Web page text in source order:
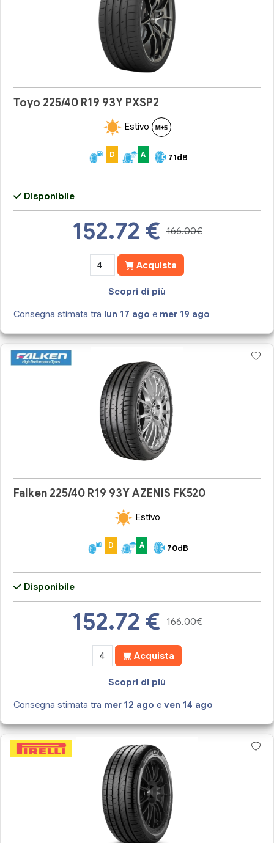
Toyo 225/40 R19 93Y PXSP2
Estivo
D A 71dB
Disponibile
152.72 € 166.00€
Acquista
Scopri di più
Consegna stimata tra lun 17 ago e mer 19 ago
Falken 225/40 R19 93Y AZENIS FK520
Estivo
D A 70dB
Disponibile
152.72 € 166.00€
Acquista
Scopri di più
Consegna stimata tra mer 12 ago even 14 ago